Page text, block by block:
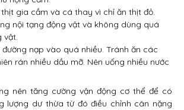
thịt gia cầm và cá thay vì chỉ ăn thịt đỏ.
nội tạng động vật và không dùng quá
vật.
đường nạp vào quá nhiều. Tránh ăn các
rán nhiều dầu mỡ. Nên uống nhiều nước
nên tăng cường vận động cơ thể để có
lượng dư thừa từ đó điều chỉnh cân nặng